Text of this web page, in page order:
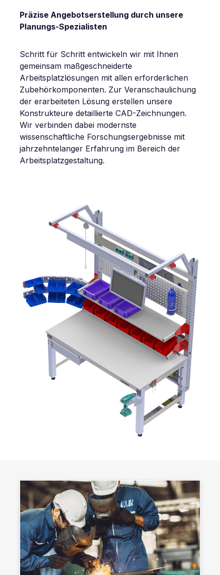
Präzise Angebotserstellung durch unsere
Planungs-Spezialisten
Schritt für Schritt entwickeln wir mit Ihnen
gemeinsam maßgeschneiderte
Arbeitsplatzlösungen mit allen erforderlichen
Zubehörkomponenten. Zur Veranschaulichung
der erarbeiteten Lösung erstellen unsere
Konstrukteure detaillierte CAD-Zeichnungen.
Wir verbinden dabei modernste
wissenschaftliche Forschungsergebnisse mit
jahrzehntelanger Erfahrung im Bereich der
Arbeitsplatzgestaltung.